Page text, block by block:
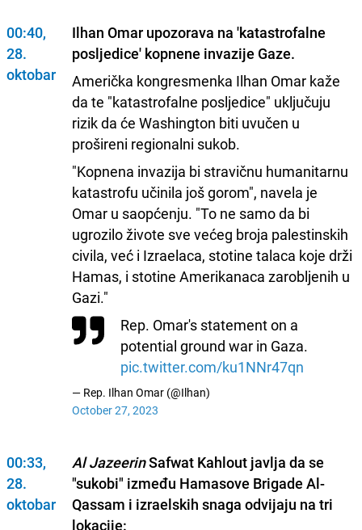
00:40,
28.
oktobar
Ilhan Omar upozorava na 'katastrofalne
posljedice' kopnene invazije Gaze.
Američka kongresmenka Ilhan Omar kaže
da te "katastrofalne posljedice" uključuju
rizik da će Washington biti uvučen u
prošireni regionalni sukob.
"Kopnena invazija bi stravičnu humanitarnu
katastrofu učinila još gorom", navela je
Omar u saopćenju. "To ne samo da bi
ugrozilo živote sve većeg broja palestinskih
civila, već i Izraelaca, stotine talaca koje drži
Hamas, i stotine Amerikanaca zarobljenih u
Gazi."
Rep. Omar's statement on a
potential ground war in Gaza.
pic.twitter.com/ku1NNr47qn
— Rep. Ilhan Omar (@Ilhan)
October 27, 2023
00:33,
28.
oktobar
Al JazeerinSafwat Kahlout javlja da se
"sukobi" između Hamasove Brigade Al-
Qassam i izraelskih snaga odvijaju na tri
lokacije: